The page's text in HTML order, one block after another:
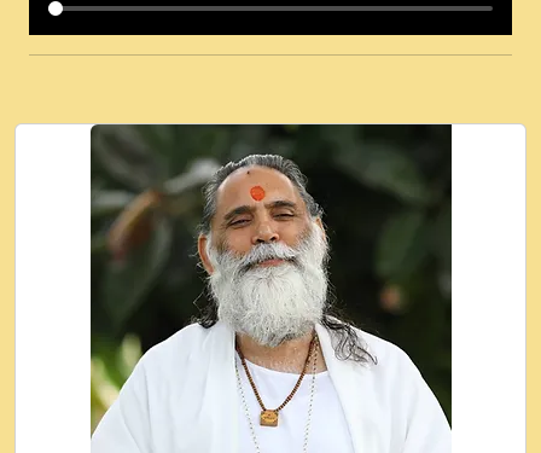
कई पकड क मर हथ र मह वदवन पहच दय! मह जन
Ki - Krishna Bhajan - New Bhajan 2020
#Ishwar Bhakti.mp3
जब से गीता ज्ञान पाया मैं बड़ी मस्ती में हूँ । 2018 -
Rishikesh - Ratan Ji Rasik.mp3
तन हल दल द सनव मड उतत सर रख क, नल रव त
गल लग जव त सर उतत हथ रख द!.mp3
तू कर प्रीतम से प्रीत, यूहीं दिन बीतते जाते हैं ।
2018 - Rishikesh - Swami Gyananand Ji
Maharaj.mp3